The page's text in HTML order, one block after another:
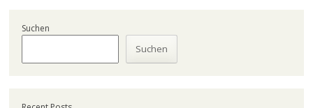
Suchen
Suchen